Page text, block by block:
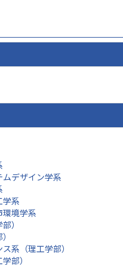
デザイン学系
系
境学系
）
系（理工学部）
部）